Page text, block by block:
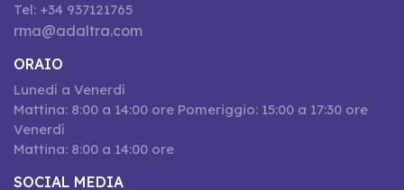
Tel: +34 937121765
rma@adaltra.com
ORAIO
Lunedí a Venerdí
Mattina: 8:00 a 14:00 ore Pomeriggio: 15:00 a 17:30 ore
Venerdí
Mattina: 8:00 a 14:00 ore
SOCIAL MEDIA